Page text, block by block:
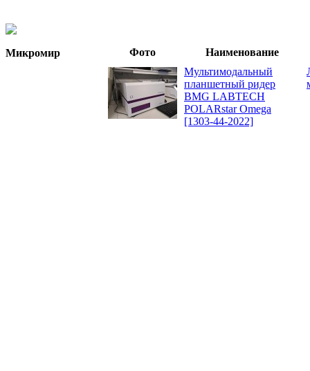
Микромир Фото
Наименование
Мультимодальный
планшетный ридер
BMG LABTECH
POLARstar Omega
[1303-44-2022]